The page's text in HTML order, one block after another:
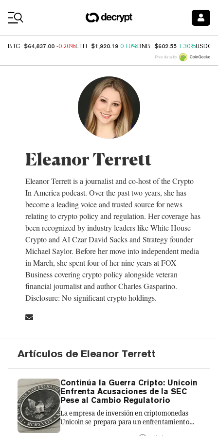
BTC $64,837.00 -0.20%ETH $1,920.19 0.10%BNB $602.55 1.30%USDC
Price data by
Eleanor Terrett
Eleanor Terrett is a journalist and co-host of the Crypto
In America podcast. Over the past two years, she has
become a leading voice and trusted source for news
relating to crypto policy and regulation. Her coverage has
been recognized by industry leaders like White House
Crypto and AI Czar David Sacks and Strategy founder
Michael Saylor. Before her move into independent media
in March, she spent four of her nine years at FOX
Business covering crypto policy alongside veteran
financial journalist and author Charles Gasparino.
Disclosure: No significant crypto holdings.
Artículos de Eleanor Terrett
Continúa la Guerra Cripto: Unicoin
Enfrenta Acusaciones de la SEC
Pese al Cambio Regulatorio
La empresa de inversión en criptomonedas
Unicoin se prepara para un enfrentamiento